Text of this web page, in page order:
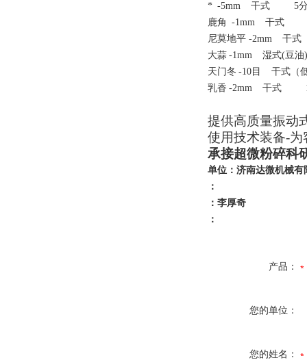
* -5mm 干式
5分
鹿角 -1mm 干式
尼莫地平 -2mm
干式
大蒜 -1mm
湿式(豆油)
天门冬 -10目
干式（
乳香 -2mm 干式 12
提供高质量振动
使用技术装备-
承接超微粉碎科
单位：济南达微机械有
：
：李厚奇
：
产品：
您的单位：
您的姓名：